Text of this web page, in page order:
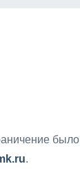
было
.